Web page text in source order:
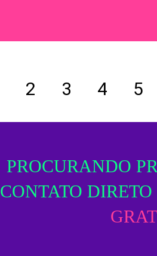
2 3 4 5
PROCURANDO
CONTATO